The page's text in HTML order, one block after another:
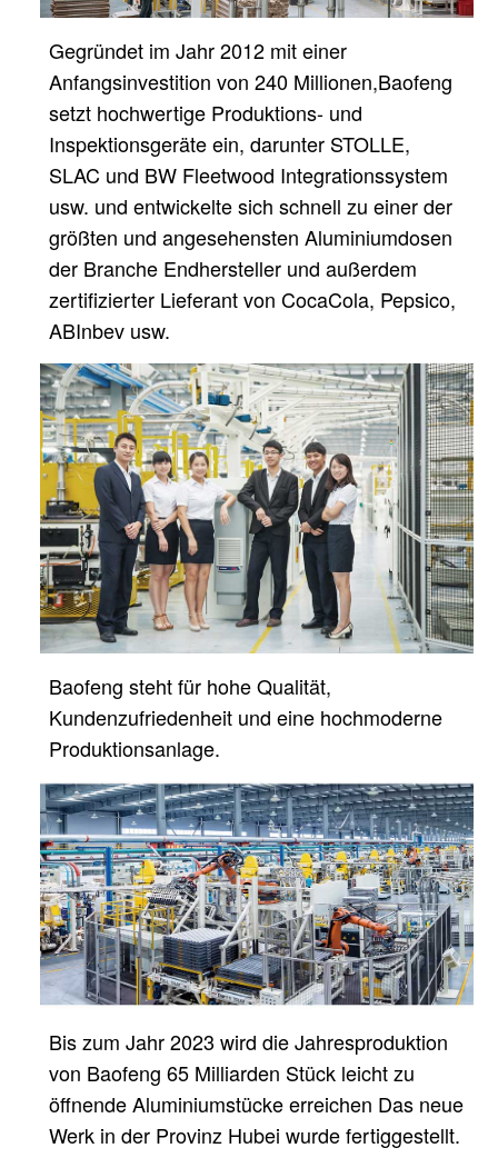
Gegründet im Jahr 2012 mit einer
Anfangsinvestition von 240 Millionen,Baofeng
setzt hochwertige Produktions- und
Inspektionsgeräte ein, darunter STOLLE,
SLAC und BW Fleetwood Integrationssystem
usw. und entwickelte sich schnell zu einer der
größten und angesehensten Aluminiumdosen
der Branche Endhersteller und außerdem
zertifizierter Lieferant von CocaCola, Pepsico,
ABInbev usw.
Baofeng steht für hohe Qualität,
Kundenzufriedenheit und eine hochmoderne
Produktionsanlage.
Bis zum Jahr 2023 wird die Jahresproduktion
von Baofeng 65 Milliarden Stück leicht zu
öffnende Aluminiumstücke erreichen Das neue
Werk in der Provinz Hubei wurde fertiggestellt.